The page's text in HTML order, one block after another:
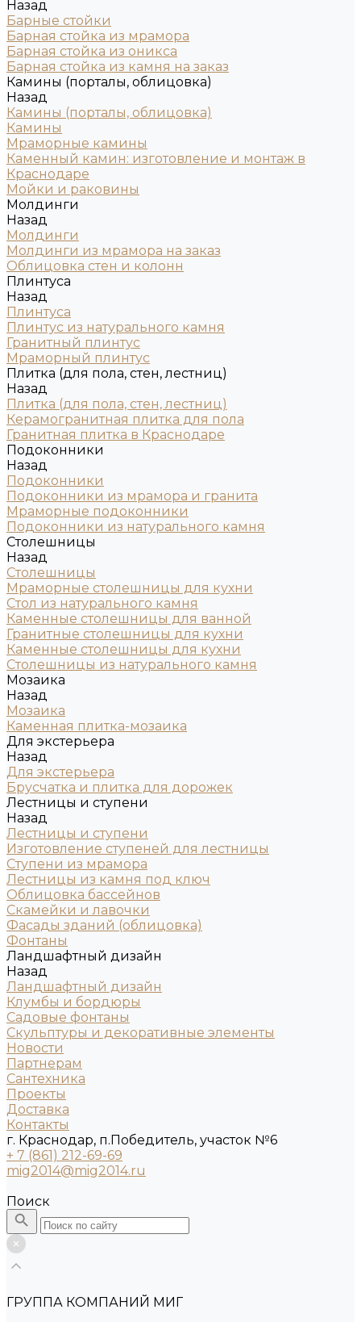
Назад
Барные стойки
Барная стойка из мрамора
Барная стойка из оникса
Барная стойка из камня на заказ
Камины (порталы, облицовка)
Назад
Камины (порталы, облицовка)
Камины
Мраморные камины
Каменный камин: изготовление и монтаж в
Краснодаре
Мойки и раковины
Молдинги
Назад
Молдинги
Молдинги из мрамора на заказ
Облицовка стен и колонн
Плинтуса
Назад
Плинтуса
Плинтус из натурального камня
Гранитный плинтус
Мраморный плинтус
Плитка (для пола, стен, лестниц)
Назад
Плитка (для пола, стен, лестниц)
Керамогранитная плитка для пола
Гранитная плитка в Краснодаре
Подоконники
Назад
Подоконники
Подоконники из мрамора и гранита
Мраморные подоконники
Подоконники из натурального камня
Столешницы
Назад
Столешницы
Мраморные столешницы для кухни
Стол из натурального камня
Каменные столешницы для ванной
Гранитные столешницы для кухни
Каменные столешницы для кухни
Столешницы из натурального камня
Мозаика
Назад
Мозаика
Каменная плитка-мозаика
Для экстерьера
Назад
Для экстерьера
Брусчатка и плитка для дорожек
Лестницы и ступени
Назад
Лестницы и ступени
Изготовление ступеней для лестницы
Ступени из мрамора
Лестницы из камня под ключ
Облицовка бассейнов
Скамейки и лавочки
Фасады зданий (облицовка)
Фонтаны
Ландшафтный дизайн
Назад
Ландшафтный дизайн
Клумбы и бордюры
Садовые фонтаны
Скульптуры и декоративные элементы
Новости
Партнерам
Сантехника
Проекты
Доставка
Контакты
г. Краснодар, п.Победитель, участок №6
+ 7 (861) 212-69-69
mig2014@mig2014.ru
Поиск
ГРУППА КОМПАНИЙ МИГ